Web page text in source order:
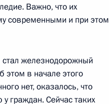
Важно, что их
современными и при этом
железнодорожный
этом в начале этого
нет, оказалось, что
граждан. Сейчас таких